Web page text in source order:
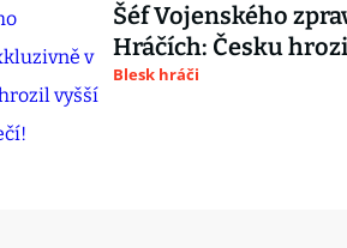
Šéf Vojenského
Hráčích: Česku
Blesk hráči